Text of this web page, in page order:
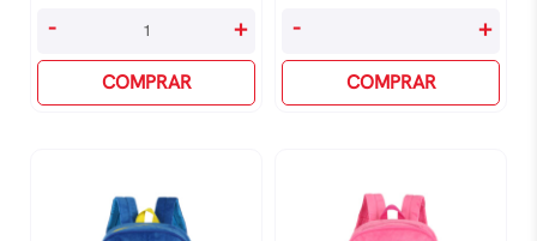
Mochila
-
- +
COMPRAR
Mochila
Wandinha
quantidade
- +
COMPRAR